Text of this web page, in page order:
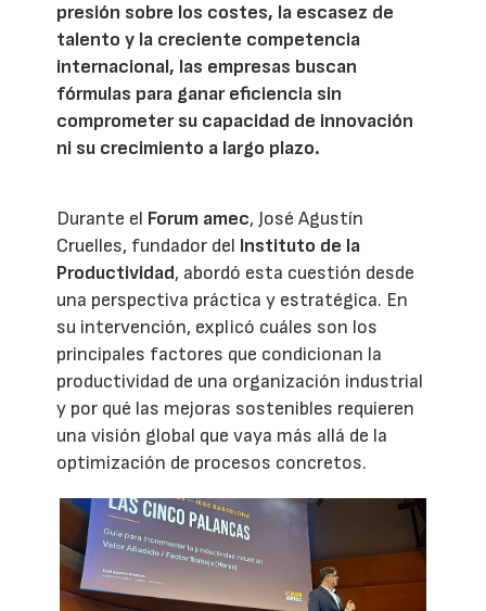
presión sobre los costes, la escasez de
talento y la creciente competencia
internacional, las empresas buscan
fórmulas para ganar eficiencia sin
comprometer su capacidad de innovación
ni su crecimiento a largo plazo.
Durante el Forum amec, José Agustín
Cruelles, fundador del Instituto de la
Productividad, abordó esta cuestión desde
una perspectiva práctica y estratégica. En
su intervención, explicó cuáles son los
principales factores que condicionan la
productividad de una organización industrial
y por qué las mejoras sostenibles requieren
una visión global que vaya más allá de la
optimización de procesos concretos.